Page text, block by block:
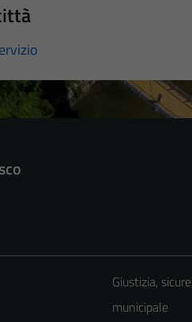
Giustizia,
municipale